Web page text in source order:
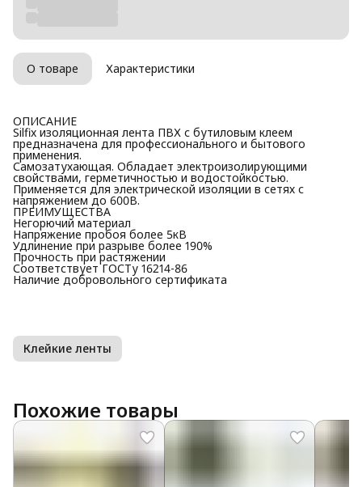
О товаре Характеристики
ОПИСАНИЕ
Silfix изоляционная лента ПВХ с бутиловым клеем
предназначена для профессионального и бытового
применения.
Самозатухающая. Обладает электроизолирующими
свойствами, герметичностью и водостойкостью.
Применяется для электрической изоляции в сетях с
напряжением до 600В.
ПРЕИМУЩЕСТВА
Негорючий материал
Напряжение пробоя более 5кВ
Удлинение при разрыве более 190%
Прочность при растяжении
Соответствует ГОСТу 16214-86
Наличие добровольного сертификата
Клейкие ленты
Похожие товары